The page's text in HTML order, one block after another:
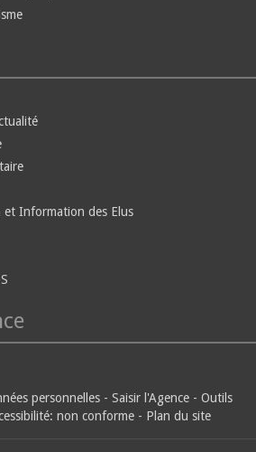
et Information des Elus
personnelles - Saisir l'Agence - Outils
non conforme - Plan du site